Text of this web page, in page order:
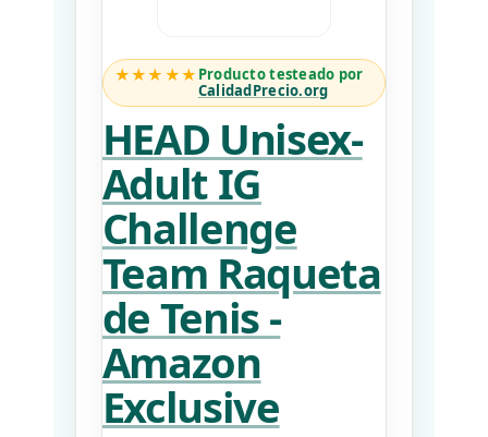
★★★★★ Producto testeado por
CalidadPrecio.org
HEAD Unisex-
Adult IG
Challenge
Team Raqueta
de Tenis -
Amazon
Exclusive